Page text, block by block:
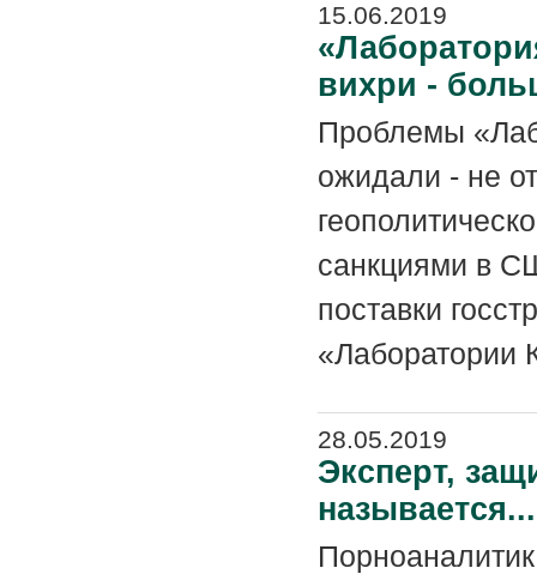
15.06.2019
вихри -
Проблемы
ожидали - не
санкциями в
поставки
«Лаборатории
28.05.2019
Эксперт,
называется...